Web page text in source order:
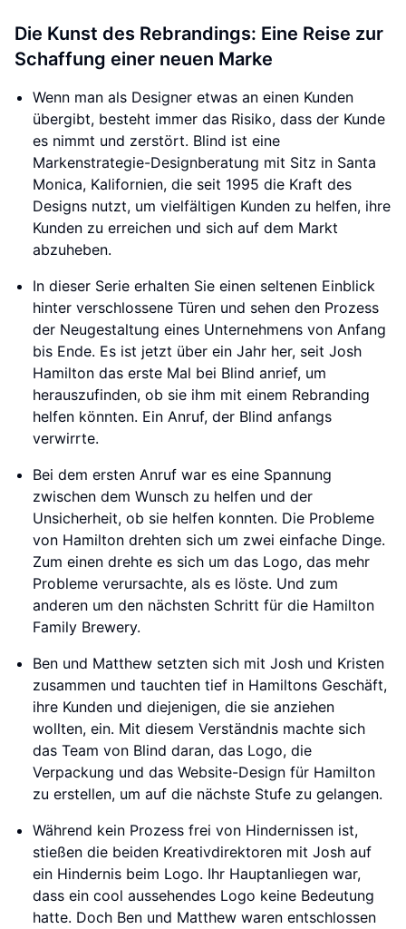
Die Kunst des Rebrandings: Eine Reise zur
Schaffung einer neuen Marke
Wenn man als Designer etwas an einen Kunden
übergibt, besteht immer das Risiko, dass der Kunde
es nimmt und zerstört. Blind ist eine
Markenstrategie-Designberatung mit Sitz in Santa
Monica, Kalifornien, die seit 1995 die Kraft des
Designs nutzt, um vielfältigen Kunden zu helfen, ihre
Kunden zu erreichen und sich auf dem Markt
abzuheben.
In dieser Serie erhalten Sie einen seltenen Einblick
hinter verschlossene Türen und sehen den Prozess
der Neugestaltung eines Unternehmens von Anfang
bis Ende. Es ist jetzt über ein Jahr her, seit Josh
Hamilton das erste Mal bei Blind anrief, um
herauszufinden, ob sie ihm mit einem Rebranding
helfen könnten. Ein Anruf, der Blind anfangs
verwirrte.
Bei dem ersten Anruf war es eine Spannung
zwischen dem Wunsch zu helfen und der
Unsicherheit, ob sie helfen konnten. Die Probleme
von Hamilton drehten sich um zwei einfache Dinge.
Zum einen drehte es sich um das Logo, das mehr
Probleme verursachte, als es löste. Und zum
anderen um den nächsten Schritt für die Hamilton
Family Brewery.
Ben und Matthew setzten sich mit Josh und Kristen
zusammen und tauchten tief in Hamiltons Geschäft,
ihre Kunden und diejenigen, die sie anziehen
wollten, ein. Mit diesem Verständnis machte sich
das Team von Blind daran, das Logo, die
Verpackung und das Website-Design für Hamilton
zu erstellen, um auf die nächste Stufe zu gelangen.
Während kein Prozess frei von Hindernissen ist,
stießen die beiden Kreativdirektoren mit Josh auf
ein Hindernis beim Logo. Ihr Hauptanliegen war,
dass ein cool aussehendes Logo keine Bedeutung
hatte. Doch Ben und Matthew waren entschlossen